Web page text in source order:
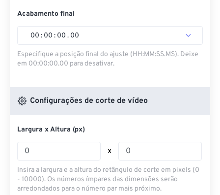
Acabamento final
00 : 00 : 00 . 00
Especifique a posição final do ajuste (HH:MM:SS.MS). Deixe
em 00:00:00.00 para desativar.
Configurações de corte de vídeo
Largura x Altura (px)
x
Insira a largura e a altura do retângulo de corte em pixels (0
- 10000). Os números ímpares das dimensões serão
arredondados para o número par mais próximo.